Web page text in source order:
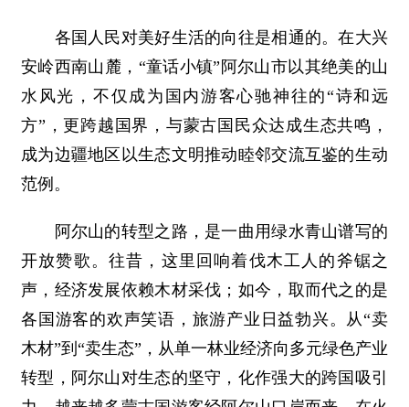
各国人民对美好生活的向往是相通的。在大兴
安岭西南山麓，“童话小镇”阿尔山市以其绝美的山
水风光，不仅成为国内游客心驰神往的“诗和远
方”，更跨越国界，与蒙古国民众达成生态共鸣，
成为边疆地区以生态文明推动睦邻交流互鉴的生动
范例。
阿尔山的转型之路，是一曲用绿水青山谱写的
开放赞歌。往昔，这里回响着伐木工人的斧锯之
声，经济发展依赖木材采伐；如今，取而代之的是
各国游客的欢声笑语，旅游产业日益勃兴。从“卖
木材”到“卖生态”，从单一林业经济向多元绿色产业
转型，阿尔山对生态的坚守，化作强大的跨国吸引